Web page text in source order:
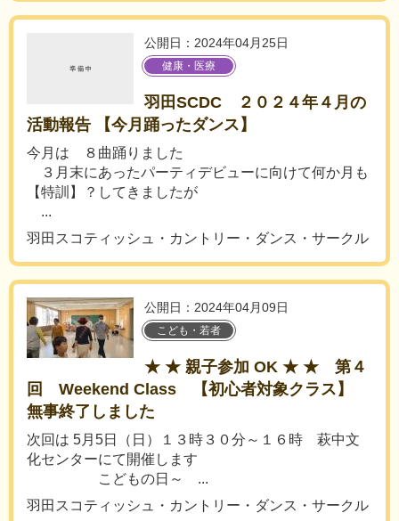
公開日：2024年04月25日
健康・医療
羽田SCDC ２０２４年４月の
活動報告 【今月踊ったダンス】
今月は ８曲踊りました
３月末にあったパーティデビューに向けて何か月も
【特訓】？してきましたが
...
羽田スコティッシュ・カントリー・ダンス・サークル
公開日：2024年04月09日
こども・若者
★ ★ 親子参加 OK ★ ★ 第４
回 Weekend Class 【初心者対象クラス】
無事終了しました
次回は 5月5日（日）１３時３０分～１６時 萩中文
化センターにて開催します
こどもの日～ ...
羽田スコティッシュ・カントリー・ダンス・サークル